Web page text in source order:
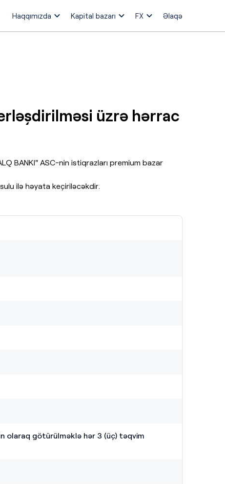
Haqqımızda Kapital bazarı FX Əlaqə
üzrə hərrac
BANKI" ASC-nin istiqrazları premium bazar
ilə həyata keçiriləcəkdir.
olaraq götürülməklə hər 3 (üç) təqvim